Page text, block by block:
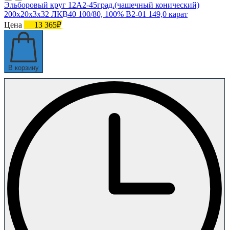
Эльборовый круг 12А2-45град.(чашечный конический)
200х20х3х32 ЛКВ40 100/80, 100% В2-01 149,0 карат
Цена
13 365₽
В корзину